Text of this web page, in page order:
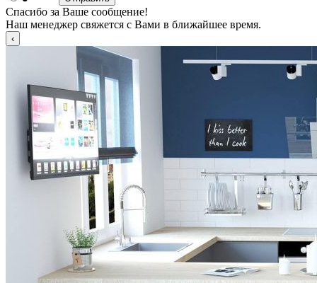
Спасибо за Ваше сообщение!
Наш менеджер свяжется с Вами в ближайшее время.